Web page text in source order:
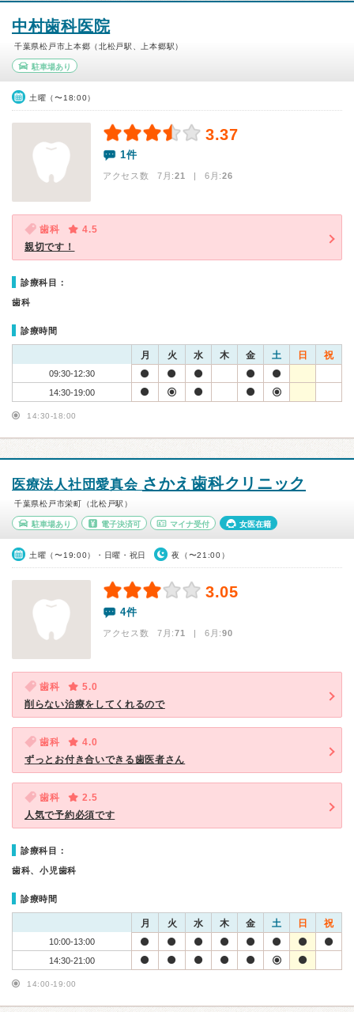
中村歯科医院
千葉県松戸市上本郷（北松戸駅、上本郷駅）
駐車場あり
土曜（〜18:00）
3.37
1件
アクセス数 7月:21 | 6月:26
歯科
4.5
親切です！
診療科目：
歯科
診療時間
月 火 水 木 金 土 日 祝
09:30-12:30
14:30-19:00
14:30-18:00
医療法人社団愛真会 さかえ歯科クリニック
千葉県松戸市栄町（北松戸駅）
駐車場あり 電子決済可 マイナ受付 女医在籍
土曜（〜19:00）・日曜・祝日 夜（〜21:00）
3.05
4件
アクセス数 7月:71 | 6月:90
歯科
5.0
削らない治療をしてくれるので
歯科
4.0
ずっとお付き合いできる歯医者さん
歯科
2.5
人気で予約必須です
診療科目：
歯科、小児歯科
診療時間
月 火 水 木 金 土 日 祝
10:00-13:00
14:30-21:00
14:00-19:00